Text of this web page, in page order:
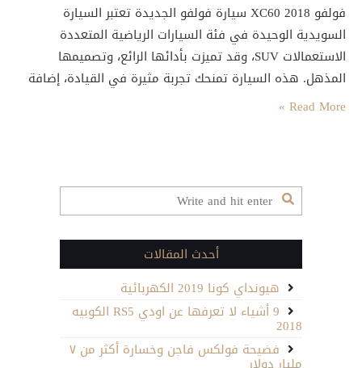
فولفو XC60 2018 سيارة فولفو الجديدة تعتبر السيارة
السويدية الوحيدة في فئة السيارات الرياضية المتعددة
الاستعمالات SUV، وقد تميزت بأدائها الرائع، وتصميمها
المذهل. هذه السيارة تمنحك تجربة مثيرة في القيادة، إضافة
الى تزويدها بأحدث أنظمة التكنولوجيا. وضعيات القيادة في
Read More »
أحدث المقالات
هيونداي كونا 2019 الكهربائية
9 أشياء لا تعرفها عن اودي RS5 الكوبيه
2018
فضيحة فولكس فاجن وخسارة أكثر من ٧